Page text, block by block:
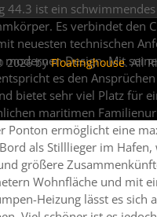
44.3 ist ein
Es verbindet den
neuesten technischen
modernen Design. Mit
es den
bietet sehr viel Platz für
maritimen
Ponton ermöglicht eine
als Stilllieger im Hafen,
größere
Wohnfläche und mit
Heizung lässt es sich
2026 byFloatinghouse. All